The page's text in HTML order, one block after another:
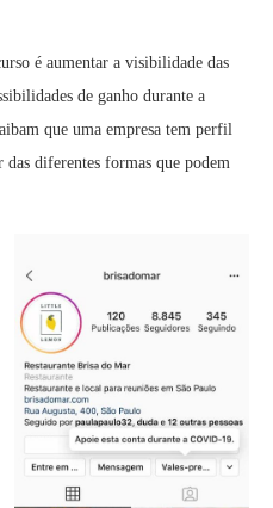
é aumentar a visibilidade das
de ganho durante a
que uma empresa tem perfil
das diferentes formas que podem